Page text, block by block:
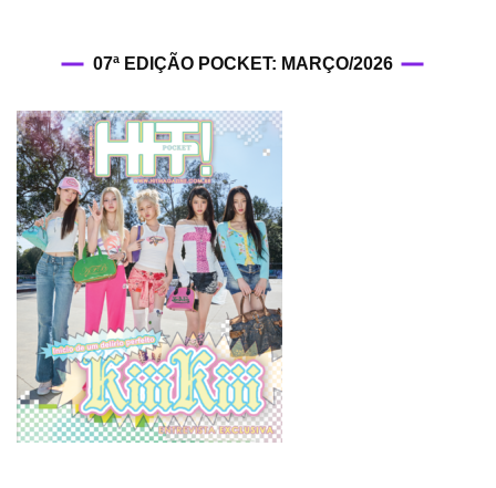
07ª EDIÇÃO POCKET: MARÇO/2026